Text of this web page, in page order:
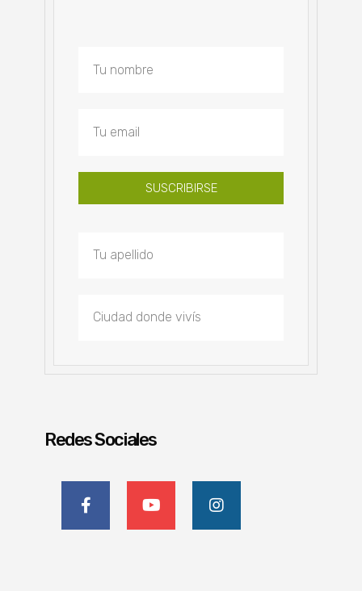
SUSCRIBIRSE
Redes Sociales